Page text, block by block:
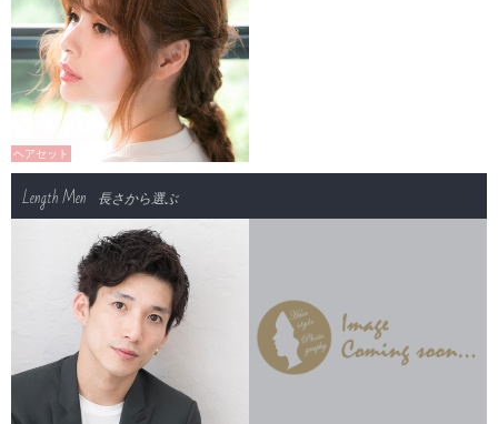
ヘアセット
Length Men 長さから選ぶ